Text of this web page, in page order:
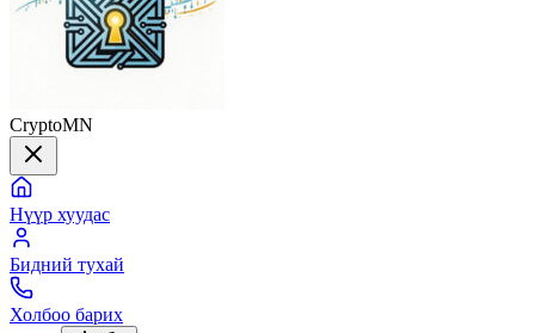
CryptoMN
Нүүр хуудас
Бидний тухай
Холбоо барих